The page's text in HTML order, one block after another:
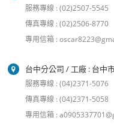
服務專線 : (02)2507-5545
傳真專線 : (02)2506-8770
專用信箱 :
台中分公司 / 工廠 : 台中
服務專線 : (04)2371-5076
傳真專線 : (04)2371-5058
專用信箱 :